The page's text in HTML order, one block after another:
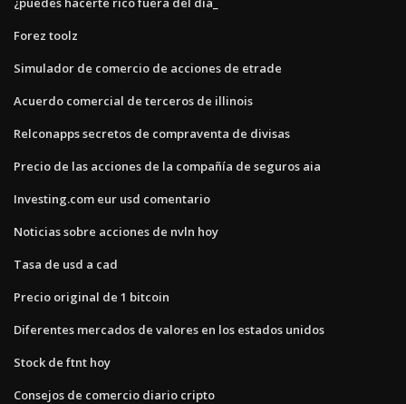
Forez toolz
Simulador de comercio de acciones de etrade
Acuerdo comercial de terceros de illinois
Relconapps secretos de compraventa de divisas
Precio de las acciones de la compañía de seguros aia
Investing.com eur usd comentario
Noticias sobre acciones de nvln hoy
Tasa de usd a cad
Precio original de 1 bitcoin
Diferentes mercados de valores en los estados unidos
Stock de ftnt hoy
Consejos de comercio diario cripto